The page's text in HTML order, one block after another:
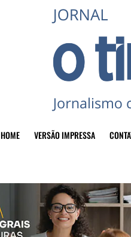
HOME VERSÃO IMPRESSA